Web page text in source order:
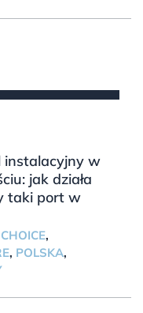
instalacyjny w
jak działa
taki port w
,
, POLSKA,